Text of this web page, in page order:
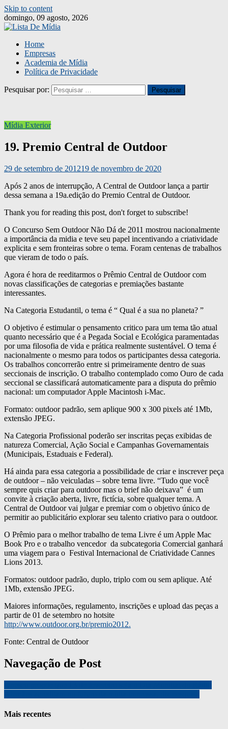
Skip to content
domingo, 09 agosto, 2026
Home
Empresas
Academia de Mídia
Política de Privacidade
Pesquisar por:
Mídia Exterior
19. Premio Central de Outdoor
29 de setembro de 201219 de novembro de 2020
Após 2 anos de interrupção, A Central de Outdoor lança a partir
dessa semana a 19a.edição do Premio Central de Outdoor.
Thank you for reading this post, don't forget to subscribe!
O Concurso Sem Outdoor Não Dá de 2011 mostrou nacionalmente
a importância da midia e teve seu papel incentivando a criatividade
explicita e sem fronteiras sobre o tema. Foram centenas de trabalhos
que vieram de todo o país.
Agora é hora de reeditarmos o Prêmio Central de Outdoor com
novas classificações de categorias e premiações bastante
interessantes.
Na Categoria Estudantil, o tema é “ Qual é a sua no planeta? ”
O objetivo é estimular o pensamento critico para um tema tão atual
quanto necessário que é a Pegada Social e Ecológica paramentadas
por uma filosofia de vida e prática realmente sustentável. O tema é
nacionalmente o mesmo para todos os participantes dessa categoria.
Os trabalhos concorrerão entre si primeiramente dentro de suas
seccionais de inscrição. O trabalho contemplado como Ouro de cada
seccional se classificará automaticamente para a disputa do prêmio
nacional: um computador Apple Macintosh i-Mac.
Formato: outdoor padrão, sem aplique 900 x 300 pixels até 1Mb,
extensão JPEG.
Na Categoria Profissional poderão ser inscritas peças exibidas de
natureza Comercial, Ação Social e Campanhas Governamentais
(Municipais, Estaduais e Federal).
Há ainda para essa categoria a possibilidade de criar e inscrever peça
de outdoor – não veiculadas – sobre tema livre. “Tudo que você
sempre quis criar para outdoor mas o brief não deixava” é um
convite à criação aberta, livre, fictícia, sobre qualquer tema. A
Central de Outdoor vai julgar e premiar com o objetivo único de
permitir ao publicitário explorar seu talento criativo para o outdoor.
O Prêmio para o melhor trabalho de tema Livre é um Apple Mac
Book Pro e o trabalho vencedor da subcategoria Comercial ganhará
uma viagem para o Festival Internacional de Criatividade Cannes
Lions 2013.
Formatos: outdoor padrão, duplo, triplo com ou sem aplique. Até
1Mb, extensão JPEG.
Maiores informações, regulamento, inscrições e upload das peças a
partir de 01 de setembro no hotsite
http://www.outdoor.org.br/premio2012.
Fonte: Central de Outdoor
Navegação de Post
Mais recentes